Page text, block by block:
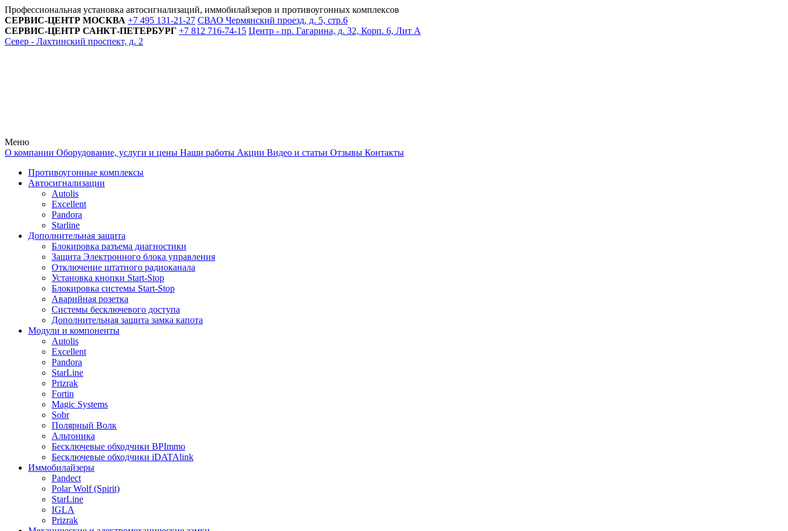
Профессиональная установка автосигнализаций, иммобилайзеров и противоугонных комплексов
СЕРВИС-ЦЕНТР МОСКВА +7 495 131-21-27 СВАО Чермянский проезд, д. 5, стр.6
СЕРВИС-ЦЕНТР САНКТ-ПЕТЕРБУРГ +7 812 716-74-15 Центр - пр. Гагарина, д. 32, Корп. 6, Лит А
Север - Лахтинский проспект, д. 2
Меню
О компании Оборудование, услуги и цены Наши работы Акции Видео и статьи Отзывы Контакты
Противоугонные комплексы
Автосигнализации
Autolis
Excellent
Pandora
Starline
Дополнительная защита
Блокировка разъема диагностики
Защита Электронного блока управления
Отключение штатного радиоканала
Установка кнопки Start-Stop
Блокировка системы Start-Stop
Аварийная розетка
Системы бесключевого доступа
Дополнительная защита замка капота
Модули и компоненты
Autolis
Excellent
Pandora
StarLine
Prizrak
Fortin
Magic Systems
Sobr
Полярный Волк
Альтоника
Бесключевые обходчики BPImmo
Бесключевые обходчики iDATAlink
Иммобилайзеры
Pandect
Polar Wolf (Spirit)
StarLine
IGLA
Prizrak